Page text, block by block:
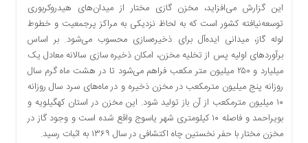
یادداشت
چند
رسانه
یادداشت
این گزارش می‌افزاید، مخزن گازی مختار از میدان‌های هیدروکربوری
توسعه‌نیافته کشور است که به لحاظ نزدیکی به مراکز پرجمعیت و خطوط
لوله گاز، میدانی ایده‌آل برای ذخیره‌سازی محسوب می‌شود. بر اساس
برآوردهای اولیه پس از تخلیه مخزن، امکان ذخیره سازی سالانه معادل یک
میلیارد و ۲۵۰ میلیون متر مکعب فراهم می‌شود تا در هشت ماه گرم سال
روزانه پنج میلیون مترمکعب در مخزن ذخیره و در ماه‌های سرد سال روزانه
۱۰ میلیون مترمکعب از آن باز تولید شود. این مخزن در استان کهگیلویه و
بویراحمد و فاصله ۱۰ کیلومتری شهر یاسوج واقع شده است و وجود گاز در
مخزن مختار با حفر نخستین چاه اکتشافی در سال ۱۳۶۹ به اثبات رسید.